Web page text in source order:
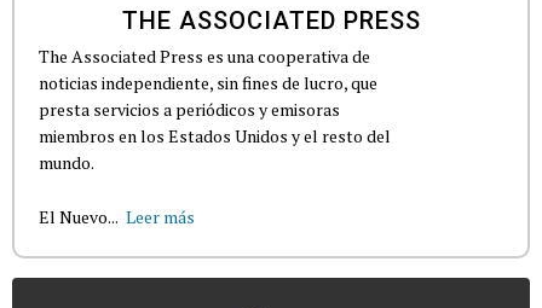
THE ASSOCIATED PRESS
The Associated Press es una cooperativa de
noticias independiente, sin fines de lucro, que
presta servicios a periódicos y emisoras
miembros en los Estados Unidos y el resto del
mundo.
El Nuevo... Leer más